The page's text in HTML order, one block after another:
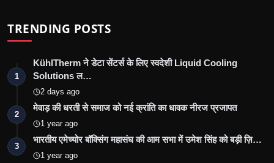
TRENDING POSTS
1
KühlTherm ने डेटा सेंटर्स के लिए स्वदेशी Liquid Cooling
Solutions ल…
2 days ago
2
मेवाड़ की धरती से समाज को नई क्रांति का धावक नीरज प्रजापत
1 year ago
3
भारतीय एमेच्योर बॉक्सिंग महासंघ की आम सभा में उमेश सिंह को बड़ी ज़ि…
1 year ago